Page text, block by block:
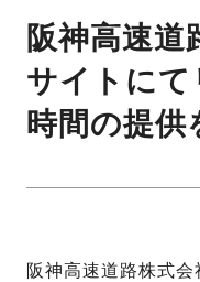
阪神高速道
サイトに
時間の提供
阪神高速道路株式